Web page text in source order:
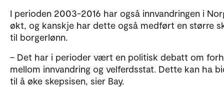
I perioden 2003-2016 har også innvandringen i
økt, og kanskje har dette også medført en større
til borgerlønn.
– Det har i perioder vært en politisk debatt om
mellom innvandring og velferdsstat. Dette kan ha
til å øke skepsisen, sier Bay.